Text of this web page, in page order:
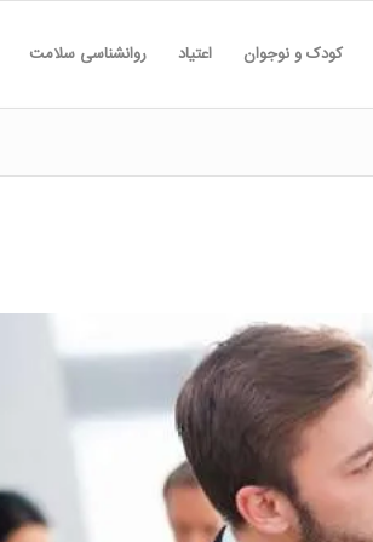
کودک و نوجوان اعتیاد روانشناسی سلامت